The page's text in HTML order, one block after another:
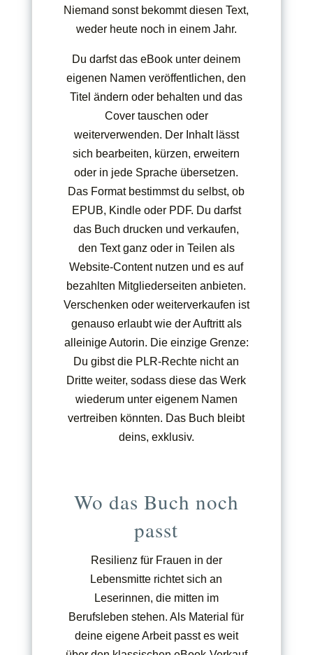
Niemand sonst bekommt diesen Text,
weder heute noch in einem Jahr.
Du darfst das eBook unter deinem
eigenen Namen veröffentlichen, den
Titel ändern oder behalten und das
Cover tauschen oder
weiterverwenden. Der Inhalt lässt
sich bearbeiten, kürzen, erweitern
oder in jede Sprache übersetzen.
Das Format bestimmst du selbst, ob
EPUB, Kindle oder PDF. Du darfst
das Buch drucken und verkaufen,
den Text ganz oder in Teilen als
Website-Content nutzen und es auf
bezahlten Mitgliederseiten anbieten.
Verschenken oder weiterverkaufen ist
genauso erlaubt wie der Auftritt als
alleinige Autorin. Die einzige Grenze:
Du gibst die PLR-Rechte nicht an
Dritte weiter, sodass diese das Werk
wiederum unter eigenem Namen
vertreiben könnten. Das Buch bleibt
deins, exklusiv.
Wo das Buch noch
passt
Resilienz für Frauen in der
Lebensmitte richtet sich an
Leserinnen, die mitten im
Berufsleben stehen. Als Material für
deine eigene Arbeit passt es weit